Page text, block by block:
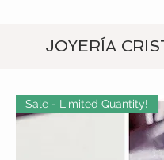
JOYERÍA
Sale - Limited Quantity!